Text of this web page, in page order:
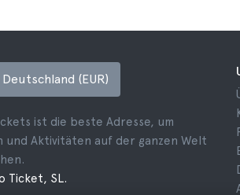
Deutschland (EUR)
ist die beste Adresse, um
und Aktivitäten auf der ganzen Welt
Ticket, SL.